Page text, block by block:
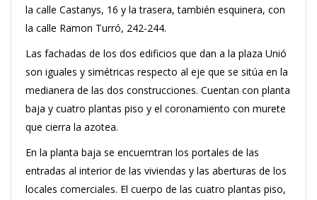
la calle Castanys, 16 y la trasera, también esquinera, con
la calle Ramon Turró, 242-244.
Las fachadas de los dos edificios que dan a la plaza Unió
son iguales y simétricas respecto al eje que se sitúa en la
medianera de las dos construcciones. Cuentan con planta
baja y cuatro plantas piso y el coronamiento con murete
que cierra la azotea.
En la planta baja se encuerntran los portales de las
entradas al interior de las viviendas y las aberturas de los
locales comerciales. El cuerpo de las cuatro plantas piso,